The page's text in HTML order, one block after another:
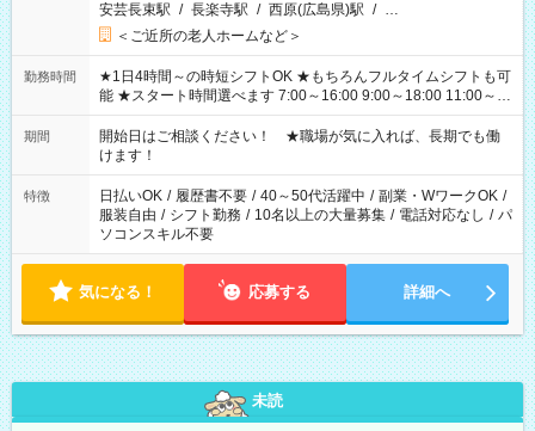
安芸長束駅 / 長楽寺駅 / 西原(広島県)駅 / …
＜ご近所の老人ホームなど＞
勤務時間
★1日4時間～の時短シフトOK ★もちろんフルタイムシフトも可
能 ★スタート時間選べます 7:00～16:00 9:00～18:00 11:00～
20:00 など 残業なし！ ※Wワークの場合、他のお仕事と合わせ
週40時間超の就業はご案内できません ※法令に基づき、週20時
間以上勤務は社会保険への加入対象となります ※労働者派遣法
（日雇い派遣の原則禁止）により、短時間・短期間の就業はご
案内が難しい場合があります
期間
開始日はご相談ください！ ★職場が気に入れば、長期でも働
けます！
特徴 日払いOK / 履歴書不要 / 40～50代活躍中 / 副業・WワークOK /
服装自由 / シフト勤務 / 10名以上の大量募集 / 電話対応なし / パ
ソコンスキル不要
気になる！ 応募する 詳細へ
未読